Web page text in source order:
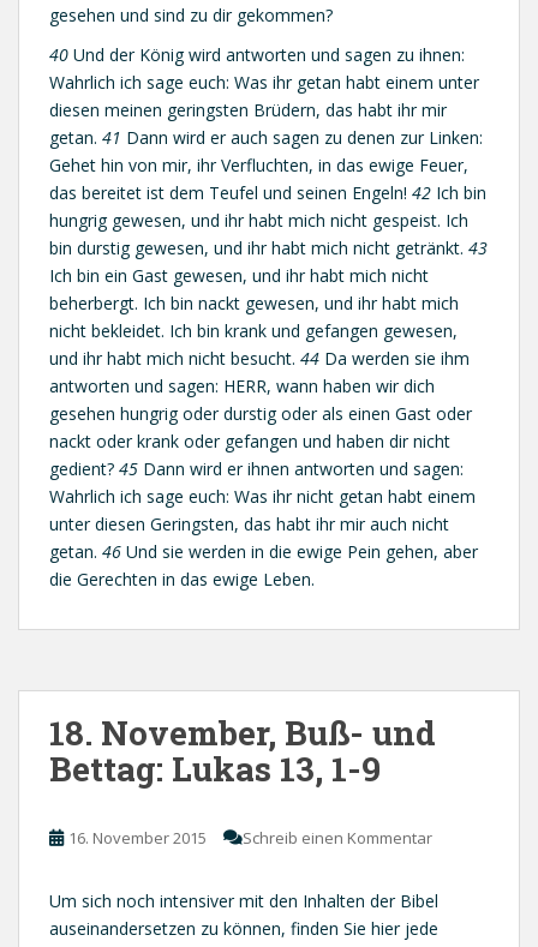
gesehen und sind zu dir gekommen?
40 Und der König wird antworten und sagen zu ihnen:
Wahrlich ich sage euch: Was ihr getan habt einem unter
diesen meinen geringsten Brüdern, das habt ihr mir
getan. 41 Dann wird er auch sagen zu denen zur Linken:
Gehet hin von mir, ihr Verfluchten, in das ewige Feuer,
das bereitet ist dem Teufel und seinen Engeln! 42 Ich bin
hungrig gewesen, und ihr habt mich nicht gespeist. Ich
bin durstig gewesen, und ihr habt mich nicht getränkt. 43
Ich bin ein Gast gewesen, und ihr habt mich nicht
beherbergt. Ich bin nackt gewesen, und ihr habt mich
nicht bekleidet. Ich bin krank und gefangen gewesen,
und ihr habt mich nicht besucht. 44 Da werden sie ihm
antworten und sagen: HERR, wann haben wir dich
gesehen hungrig oder durstig oder als einen Gast oder
nackt oder krank oder gefangen und haben dir nicht
gedient? 45 Dann wird er ihnen antworten und sagen:
Wahrlich ich sage euch: Was ihr nicht getan habt einem
unter diesen Geringsten, das habt ihr mir auch nicht
getan. 46 Und sie werden in die ewige Pein gehen, aber
die Gerechten in das ewige Leben.
18. November, Buß- und
Bettag: Lukas 13, 1-9
16. November 2015 Schreib einen Kommentar
Um sich noch intensiver mit den Inhalten der Bibel
auseinandersetzen zu können, finden Sie hier jede